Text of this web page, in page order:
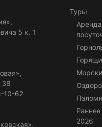
5 к. 1
38
10-62
Туры
2026